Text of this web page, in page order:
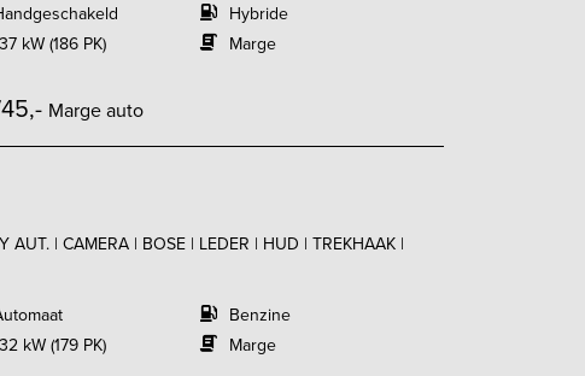
kW (186 PK)
Hybride
Marge
Marge auto
AUT. | CAMERA | BOSE | LEDER | HUD | TREKHAAK |
kW (179 PK)
Benzine
Marge